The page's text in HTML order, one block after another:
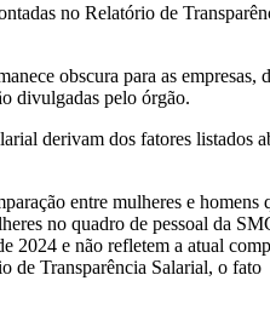
no Relatório de
obscura para as empresas,
divulgadas pelo órgão.
derivam dos fatores listados
entre mulheres e homens
no quadro de pessoal da
2024 e não refletem a atual
de Transparência Salarial, o